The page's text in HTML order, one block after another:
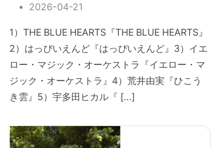
2026-04-21
1）THE BLUE HEARTS『THE BLUE HEARTS』
2）はっぴいえんど『はっぴいえんど』3）イエ
ロー・マジック・オーケストラ『イエロー・マ
ジック・オーケストラ』4）荒井由実『ひこう
き雲』5）宇多田ヒカル『 […]